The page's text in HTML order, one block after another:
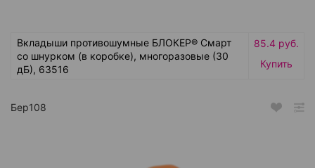
Вкладыши противошумные БЛОКЕР® Смарт
со шнурком (в коробке), многоразовые (30
дБ), 63516
85.4 руб.
Купить
Бер108